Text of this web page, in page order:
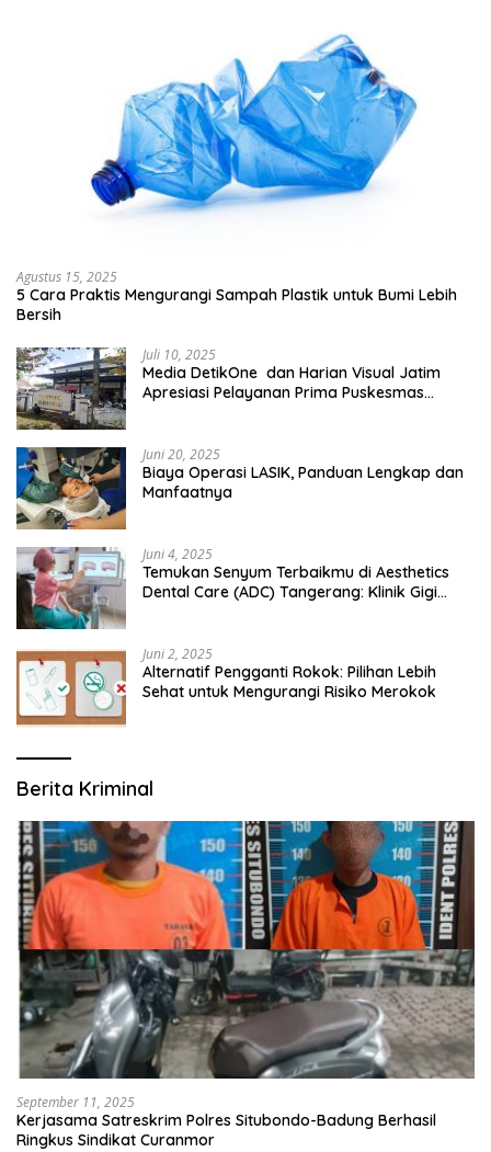
Agustus 15, 2025
5 Cara Praktis Mengurangi Sampah Plastik untuk Bumi Lebih
Bersih
Juli 10, 2025
Media DetikOne dan Harian Visual Jatim
Apresiasi Pelayanan Prima Puskesmas
Juni 20, 2025
Biaya Operasi LASIK, Panduan Lengkap dan
Manfaatnya
Juni 4, 2025
Temukan Senyum Terbaikmu di Aesthetics
Dental Care (ADC) Tangerang: Klinik Gigi
Juni 2, 2025
Alternatif Pengganti Rokok: Pilihan Lebih
Sehat untuk Mengurangi Risiko Merokok
Berita Kriminal
September 11, 2025
Kerjasama Satreskrim Polres Situbondo-Badung Berhasil
Ringkus Sindikat Curanmor